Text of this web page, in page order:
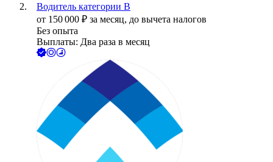
Водитель категории В
от 150 000 ₽ за месяц, до вычета налогов
Без опыта
Выплаты: Два раза в месяц